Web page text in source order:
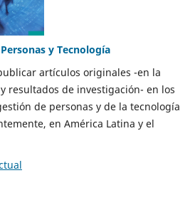
y Tecnología
artículos originales -en la
resultados de investigación- en los
de personas y de la tecnología
en América Latina y el